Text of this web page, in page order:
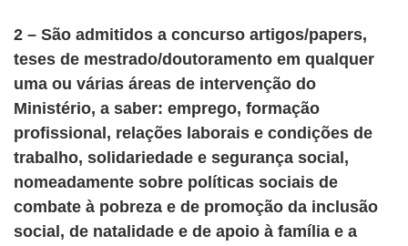
2 – São admitidos a concurso artigos/papers,
teses de mestrado/doutoramento em qualquer
uma ou várias áreas de intervenção do
Ministério, a saber: emprego, formação
profissional, relações laborais e condições de
trabalho, solidariedade e segurança social,
nomeadamente sobre políticas sociais de
combate à pobreza e de promoção da inclusão
social, de natalidade e de apoio à família e a